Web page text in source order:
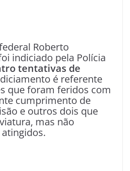
Roberto
indiciado pela Polícia
tentativas de
é referente
que foram feridos com
cumprimento de
e outros dois que
mas não